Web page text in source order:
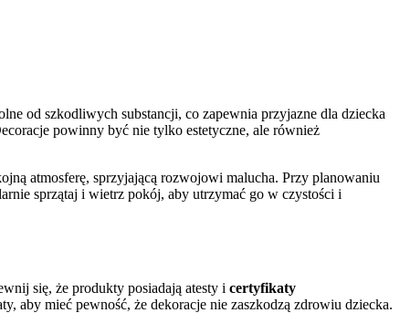
od szkodliwych substancji, co zapewnia przyjazne dla dziecka
powinny być nie tylko estetyczne, ale również
atmosferę, sprzyjającą rozwojowi malucha. Przy planowaniu
sprzątaj i wietrz pokój, aby utrzymać go w czystości i
się, że produkty posiadają atesty i certyfikaty
aby mieć pewność, że dekoracje nie zaszkodzą zdrowiu dziecka.